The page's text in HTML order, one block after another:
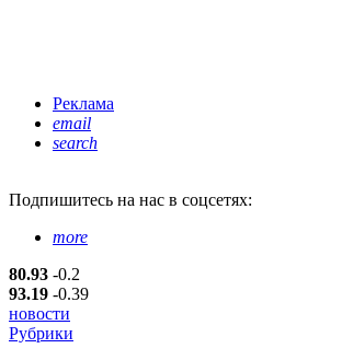
Реклама
email
search
Подпишитесь на нас в соцсетях:
more
80.93 -0.2
93.19 -0.39
новости
Рубрики